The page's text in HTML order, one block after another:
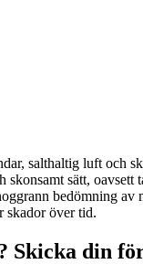
salthaltig luft och
sätt,
bedömning
skador över tid.
Skicka din